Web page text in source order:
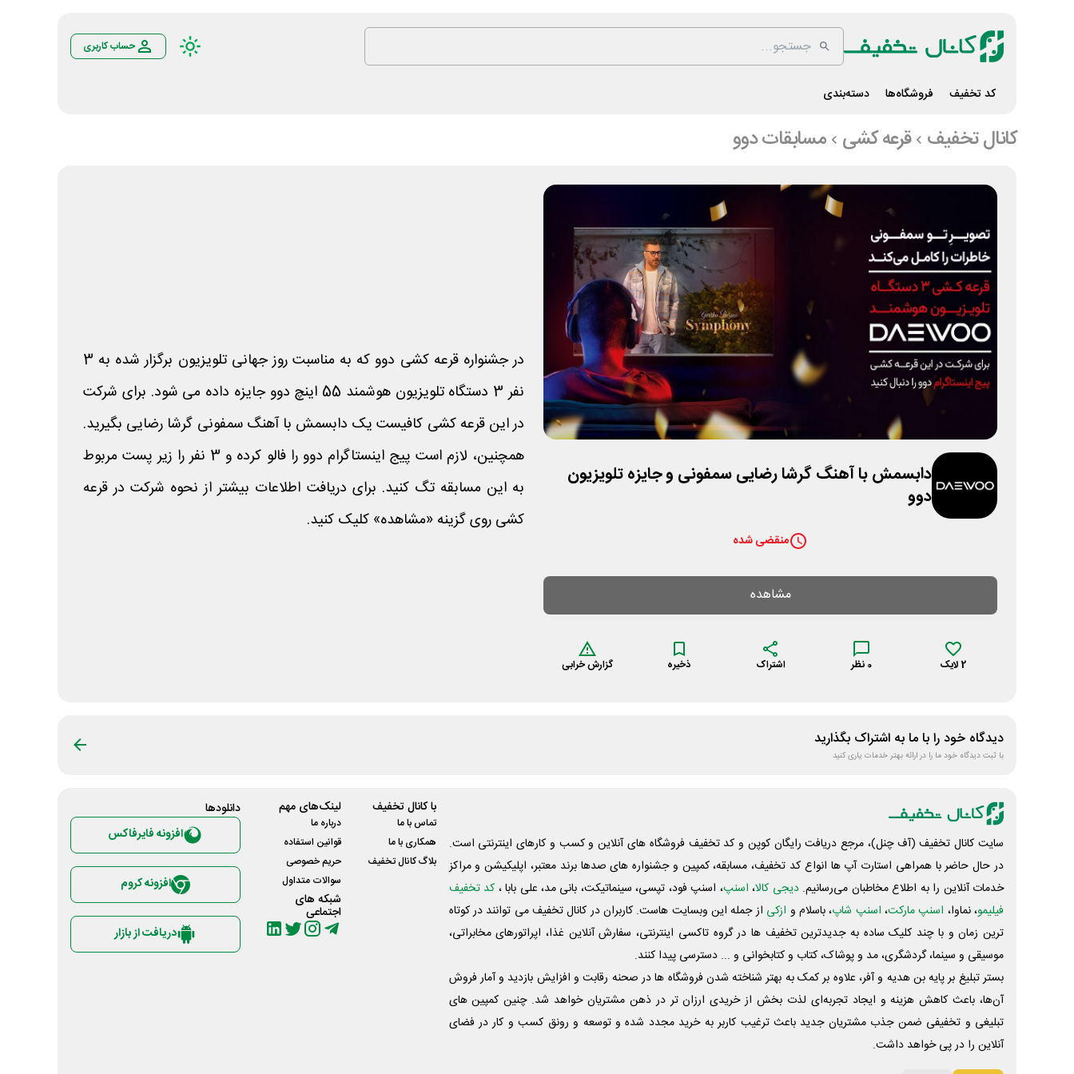
حساب کاربری
کد تخفیف فروشگاه‌ها دسته‌بندی
کانال تخفیف قرعه کشی مسابقات دوو
دابسمش با آهنگ گرشا رضایی سمفونی و جایزه تلویزیون
دوو
منقضی شده
مشاهده
2 لایک 0 نظر اشتراک ذخیره گزارش خرابی
در جشنواره قرعه کشی دوو که به مناسبت روز جهانی تلویزیون برگزار شده به 3
نفر 3 دستگاه تلویزیون هوشمند 55 اینچ دوو جایزه داده می شود. برای شرکت
در این قرعه کشی کافیست یک دابسمش با آهنگ سمفونی گرشا رضایی بگیرید.
همچنین، لازم است پیج اینستاگرام دوو را فالو کرده و 3 نفر را زیر پست مربوط
به این مسابقه تگ کنید. برای دریافت اطلاعات بیشتر از نحوه شرکت در قرعه
کشی روی گزینه «مشاهده» کلیک کنید.
دیدگاه خود را با ما به اشتراک بگذارید
با ثبت دیدگاه خود ما را در ارائه بهتر خدمات یاری کنید
سایت کانال تخفیف (آف چنل)، مرجع دریافت رایگان کوپن و کد تخفیف فروشگاه های آنلاین و کسب و‌ کارهای اینترنتی است.
در حال حاضر با همراهی استارت آپ ها انواع کد تخفیف، مسابقه، کمپین و جشنواره های صدها برند معتبر، اپلیکیشن و مراکز
خدمات آنلاین را به اطلاع مخاطبان می‌رسانیم. دیجی کالا، اسنپ، اسنپ فود، تپسی، سینماتیکت، بانی مد، علی‌ بابا ، کد تخفیف
فیلیمو، نماوا، اسنپ مارکت، اسنپ شاپ، باسلام و ازکی از جمله این وبسایت ‌هاست. کاربران در کانال تخفیف می توانند در کوتاه
ترین زمان و با چند کلیک ساده به جدیدترین تخفیف ها در گروه تاکسی اینترنتی، سفارش آنلاین غذا، اپراتورهای مخابراتی،
موسیقی و سینما، گردشگری، مد و پوشاک، کتاب و کتابخوانی و ... دسترسی پیدا کنند.
بستر تبلیغ بر پایه بن هدیه و آفر، علاوه بر کمک به بهتر شناخته شدن فروشگاه ها در صحنه رقابت و افزایش بازدید و آمار فروش
آن‌ها، باعث کاهش هزینه و ایجاد تجربه‌ای لذت بخش از خریدی ارزان تر در ذهن مشتریان خواهد شد. چنین کمپین های
تبلیغی و تخفیفی ضمن جذب مشتریان جدید باعث ترغیب کاربر به خرید مجدد شده و توسعه و رونق کسب و کار در فضای
آنلاین را در پی خواهد داشت.
با کانال تخفیف
تماس با ما
همکاری با ما
بلاگ کانال تخفیف
لینک‌های مهم
درباره ما
قوانین استفاده
حریم خصوصی
سوالات متداول
شبکه های
اجتماعی
دانلود‌ها
افزونه فایرفاکس
افزونه کروم
دریافت از بازار